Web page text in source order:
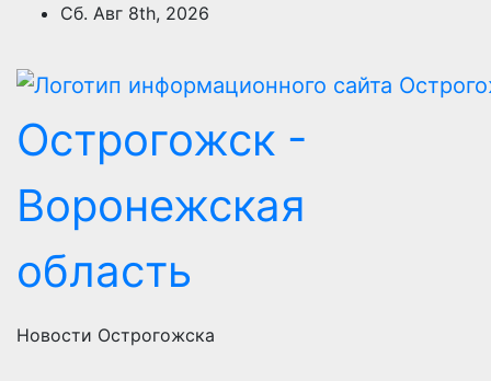
Перейти
содержимому
Сб. Авг 8th, 2026
Острогожск -
Воронежская
область
Новости Острогожска